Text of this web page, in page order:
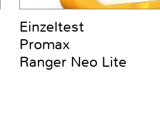
Einzeltest
Promax
Ranger Neo Lite